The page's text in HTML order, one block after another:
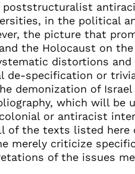
poststructuralist
in the political
the picture that
the Holocaust on
distortions
de-specification or
demonization of
which will be
or antiracist
of the texts listed
merely criticize
of the issues